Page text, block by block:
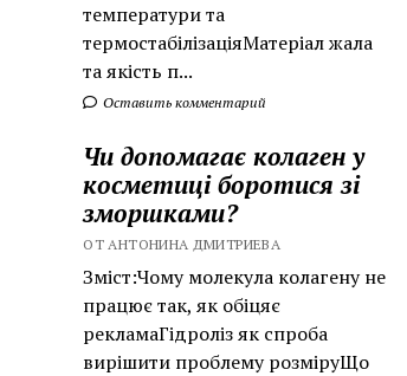
температури та
термостабілізаціяМатеріал жала
та якість п...
Оставить комментарий
Чи допомагає колаген у
косметиці боротися зі
зморшками?
ОТ АНТОНИНА ДМИТРИЕВА
Зміст:Чому молекула колагену не
працює так, як обіцяє
рекламаГідроліз як спроба
вирішити проблему розміруЩо